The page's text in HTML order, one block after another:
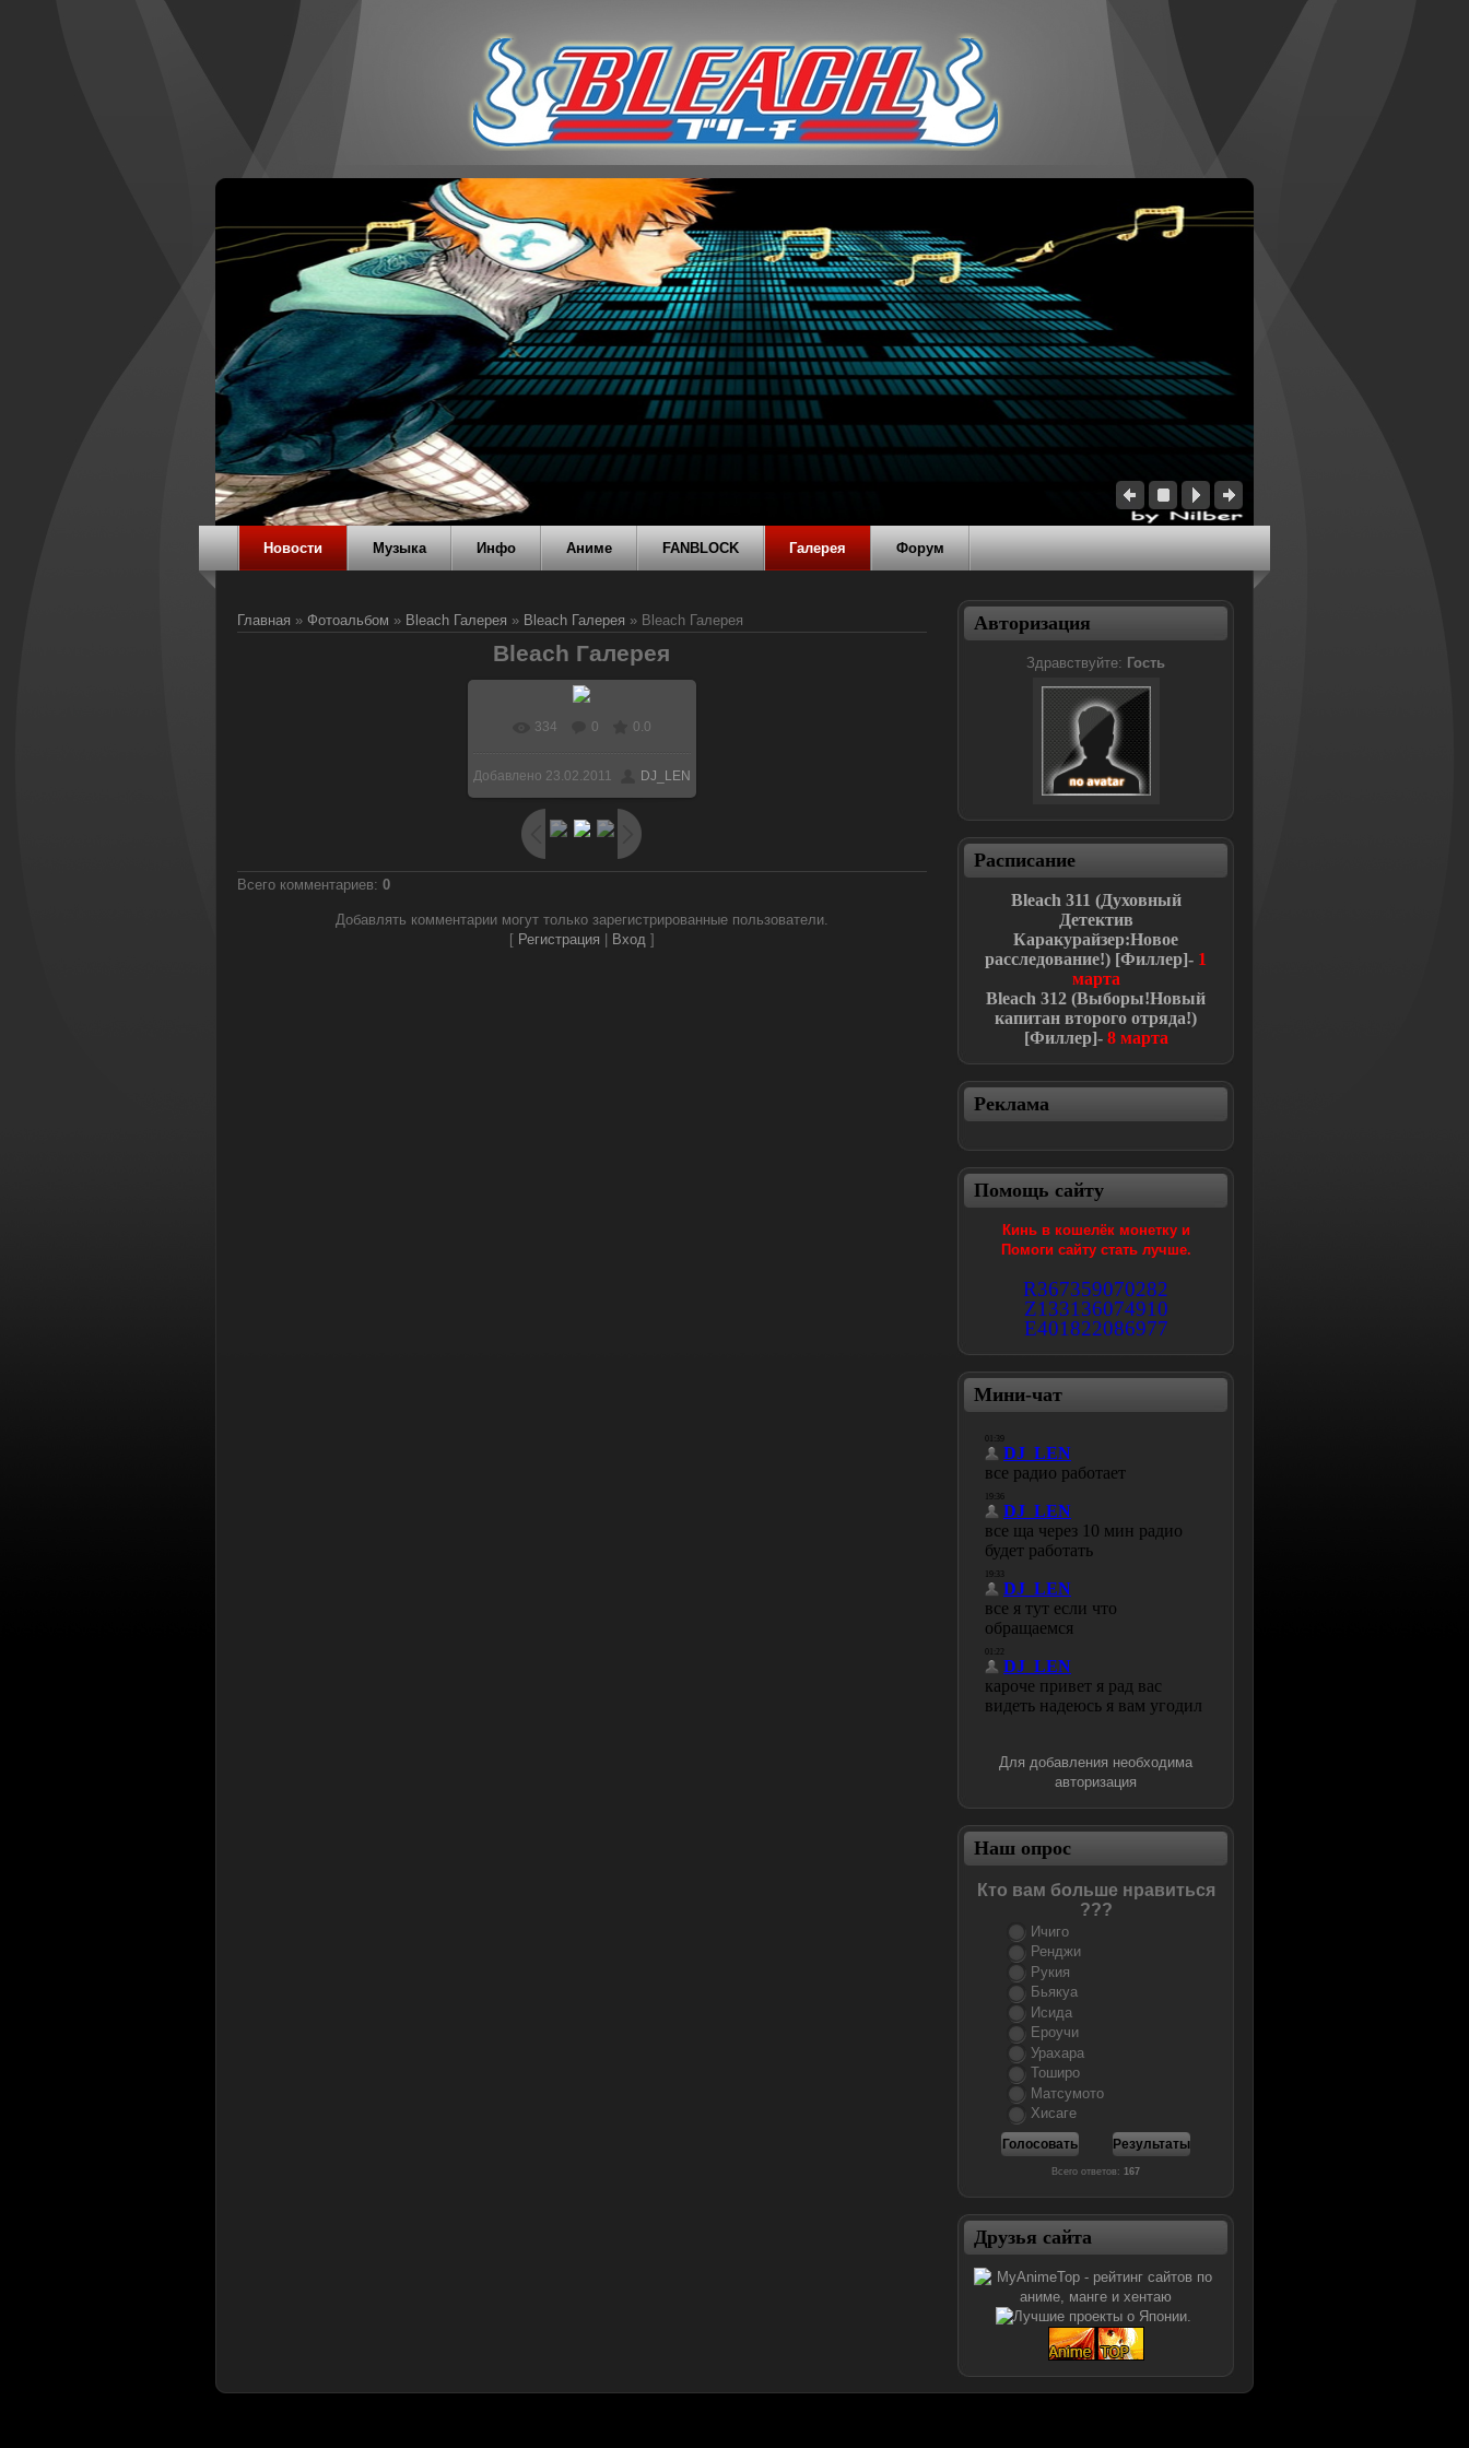
Новости Музыка Инфо Аниме FANBLOCK Галерея Форум
Главная » Фотоальбом » Bleach Галерея » Bleach Галерея » Bleach Галерея
Bleach Галерея
В реальном размере
600x450/ 43.2Kb
334 0 0.0
Добавлено 23.02.2011 DJ_LEN
Всего комментариев: 0
Добавлять комментарии могут только зарегистрированные пользователи.
[ Регистрация Вход]
Авторизация
Здравствуйте: Гость
Расписание
Bleach 311 (Духовный
Детектив
Каракурайзер:Новое
расследование!) [Филлер]- 1
марта
Bleach312 (Выборы!Новый
капитан второго отряда!)
[Филлер]-8 марта
Реклама
Помощь сайту
Кинь в кошелёк монетку и
Помоги сайту стать лучше.
R367359070282
Z133136074910
E401822086977
Мини-чат
Для добавления необходима
авторизация
Наш опрос
Кто вам больше нравиться
???
Ичиго
Ренджи
Рукия
Бьякуа
Исида
Ероучи
Урахара
Тоширо
Матсумото
Хисаге
Всего ответов:167
Друзья сайта